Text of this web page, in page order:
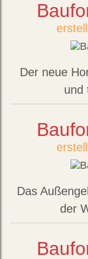
Der neue
und
Das
der